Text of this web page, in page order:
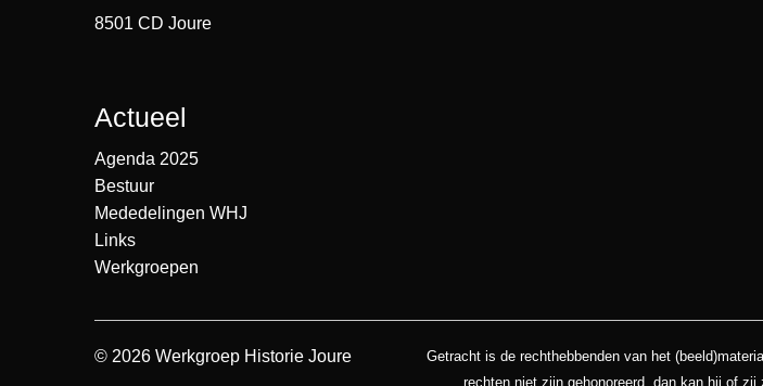
8501 CD Joure
Actueel
Agenda 2025
Bestuur
Mededelingen WHJ
Links
Werkgroepen
© 2026 Werkgroep Historie Joure
Getracht is de rechthebbenden van het
rechten niet zijn gehonoreerd, dan kan hij of zij